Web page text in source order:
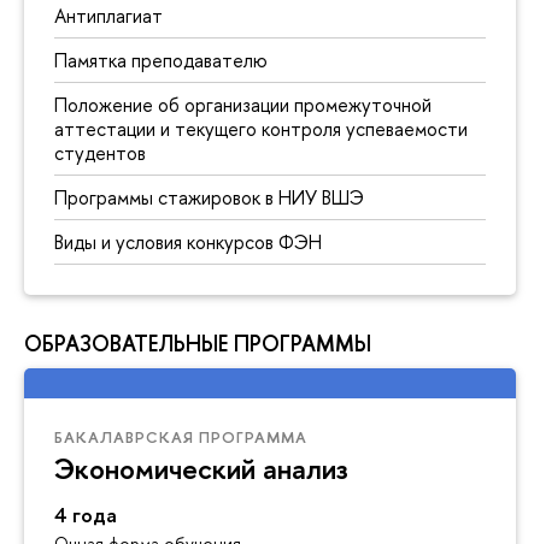
Антиплагиат
Памятка преподавателю
Положение об организации промежуточной
аттестации и текущего контроля успеваемости
студентов
Программы стажировок в НИУ ВШЭ
Виды и условия конкурсов ФЭН
ОБРАЗОВАТЕЛЬНЫЕ ПРОГРАММЫ
БАКАЛАВРСКАЯ ПРОГРАММА
Экономический анализ
4 года